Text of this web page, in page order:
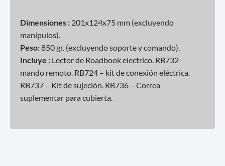
Dimensiones : 201x124x75 mm (excluyendo
manípulos).
Peso:850 gr. (excluyendo soporte y comando).
Incluye : Lector de Roadbook electrico. RB732-
mando remoto. RB724 – kit de conexión eléctrica.
RB737 – Kit de sujeción. RB736 – Correa
suplementar para cubierta.